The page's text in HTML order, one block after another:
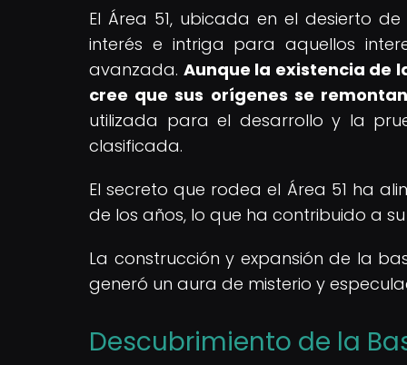
El Área 51, ubicada en el desierto
interés e intriga para aquellos
avanzada. Aunque la existencia de
cree que sus orígenes se
utilizada para el desarrollo y la
clasificada.
El secreto que rodea el Área 51 ha
de los años, lo que ha contribuido a
La construcción y expansión de la
generó un aura de misterio y
Descubrimiento de la